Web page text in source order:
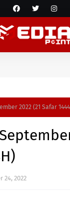
2022 (21 Safar
24, 2022